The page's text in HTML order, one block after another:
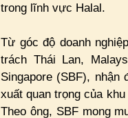
trong lĩnh vực Halal.
Từ góc độ doanh
trách Thái Lan,
Singapore (SBF),
xuất quan trọng của
Theo ông, SBF mong